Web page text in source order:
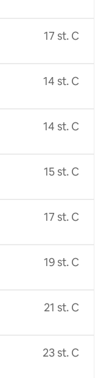
17 st. C
14 st. C
14 st. C
15 st. C
17 st. C
19 st. C
21 st. C
23 st. C